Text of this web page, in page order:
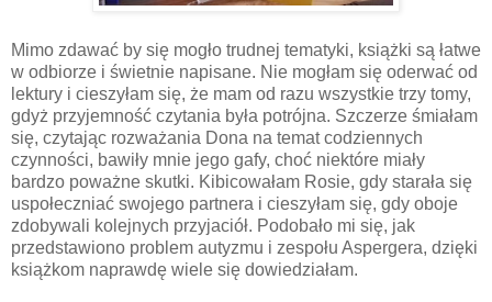
Mimo zdawać by się mogło trudnej tematyki, książki są łatwe
w odbiorze i świetnie napisane. Nie mogłam się oderwać od
lektury i cieszyłam się, że mam od razu wszystkie trzy tomy,
gdyż przyjemność czytania była potrójna. Szczerze śmiałam
się, czytając rozważania Dona na temat codziennych
czynności, bawiły mnie jego gafy, choć niektóre miały
bardzo poważne skutki. Kibicowałam Rosie, gdy starała się
uspołeczniać swojego partnera i cieszyłam się, gdy oboje
zdobywali kolejnych przyjaciół. Podobało mi się, jak
przedstawiono problem autyzmu i zespołu Aspergera, dzięki
książkom naprawdę wiele się dowiedziałam.